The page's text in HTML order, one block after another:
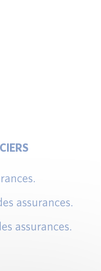
assurances.
assurances.